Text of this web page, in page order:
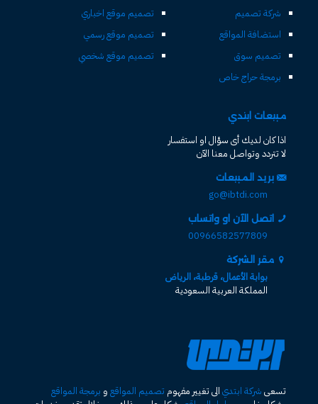
شركة تصميم
استضافة المواقع
تصميم سوق
برمجة حراج خاص
تصميم موقع اخباري
تصميم موقع رسمي
تصميم موقع شخصي
مبيعات ابتدي
اذا كان لديك أى سؤال او استفسار
لا تتردد وتواصل معنا الآن
بريد المبيعات
go@ibtdi.com
اتصل الآن او واتساب
00966582577809
مقر الشركة
بوابة الأعمال، قرطبة، الرياض
المملكة العربية السعودية
تسعى شركة ابتدي الى تغيير مفهوم تصميم المواقع و برمجة المواقع